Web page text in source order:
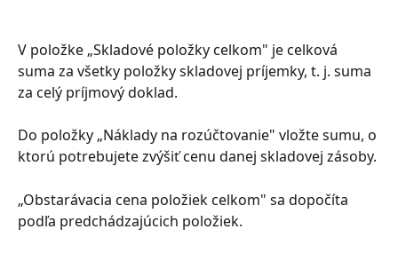
V položke „Skladové položky celkom" je celková
suma za všetky položky skladovej príjemky, t. j. suma
za celý príjmový doklad.
Do položky „Náklady na rozúčtovanie" vložte sumu, o
ktorú potrebujete zvýšiť cenu danej skladovej zásoby.
„Obstarávacia cena položiek celkom" sa dopočíta
podľa predchádzajúcich položiek.